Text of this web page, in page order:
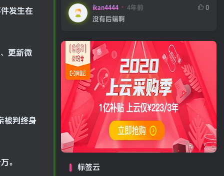
发生在
更新微
被判终身
。
ikan4444 4年前
0
没有后端啊
标签云